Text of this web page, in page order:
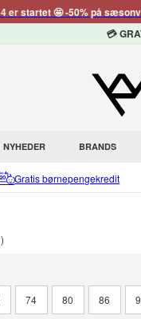
4 er startet 🤩 -50% på
💳
NYHEDER BRANDS
Gratis børnepengekredit
74 80 86